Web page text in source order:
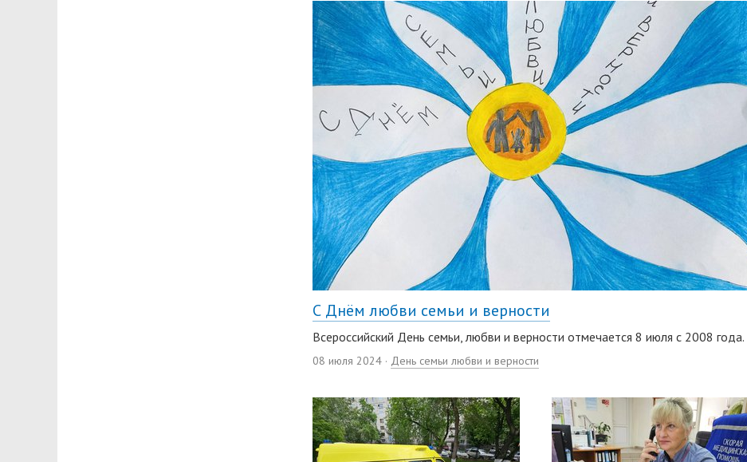
С Днём любви семьи и верности
Всероссийский День семьи, любви и верности отмечается 8 июля с 2008 года.
08 июля 2024 · День семьи любви и верности